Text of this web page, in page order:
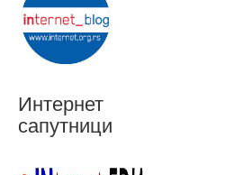
Интернет
сапутници